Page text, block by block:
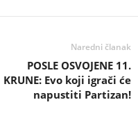
Naredni članak
POSLE OSVOJENE 11.
KRUNE: Evo koji igrači će
napustiti Partizan!